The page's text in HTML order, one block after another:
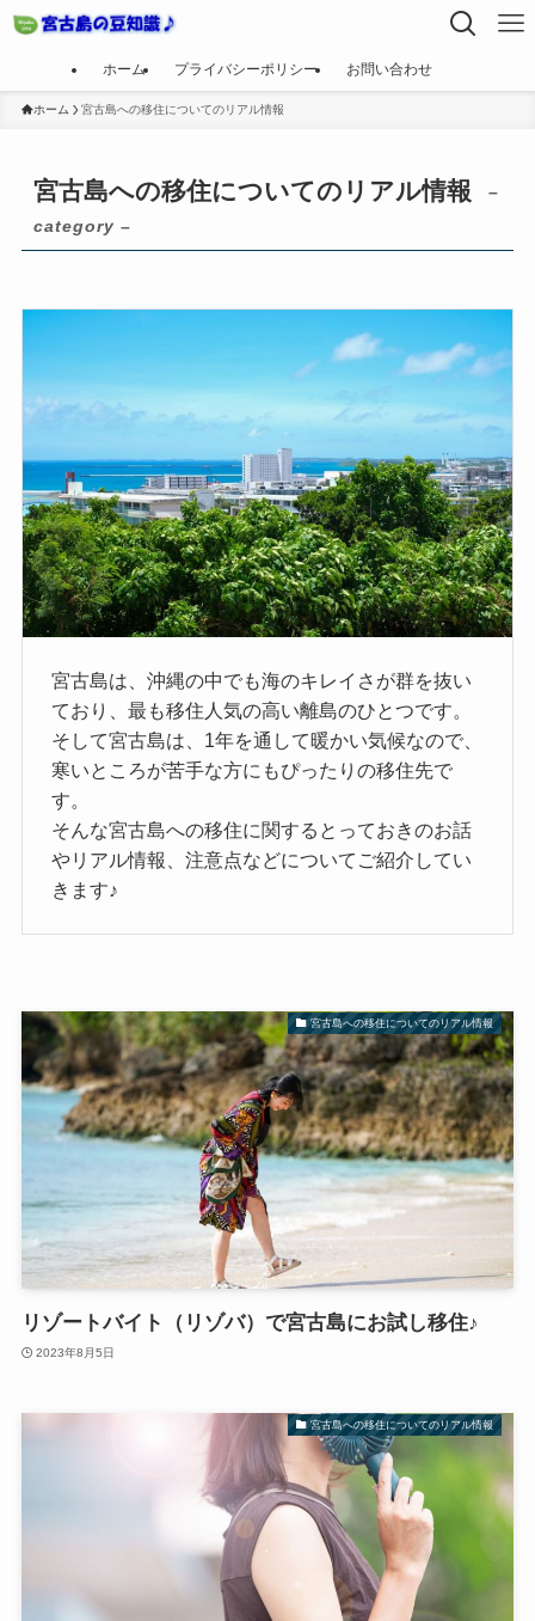
ホーム プライバシーポリシー お問い合わせ
ホーム 宮古島への移住についてのリアル情報
宮古島への移住についてのリアル情報
–
category –
宮古島は、沖縄の中でも海のキレイさが群を抜い
ており、最も移住人気の高い離島のひとつです。
そして宮古島は、1年を通して暖かい気候なので、
寒いところが苦手な方にもぴったりの移住先で
す。
そんな宮古島への移住に関するとっておきのお話
やリアル情報、注意点などについてご紹介してい
きます♪
宮古島への移住についてのリアル情報
リゾートバイト（リゾバ）で宮古島にお試し移住♪
2023年8月5日
宮古島への移住についてのリアル情報